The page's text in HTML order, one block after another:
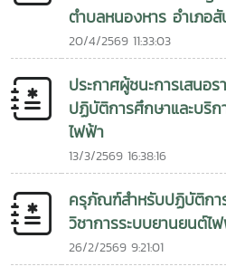
ของการเชื่อมโยงเครือข่ายระหว่างป
การขับเคลื่อนการพัฒนาทรัพยากร
พลังงานสะอาด เพื่อยกระดับคุณภา
ร่วมสร้างสังคมที่เป็นมิตรต่อสิ่งแวด
ยั่งยืนร่วมกันในอนาคต
เพื่อให้สามารถบริหารจัดการระบบไ
หมายในการส่งเสริมการใช้พลังงาน
อากาศ และยกระดับคุณภาพชีวิตขอ
การพัฒนาที่ยั่งยืนที่สามารถขยายผล
ดำเนินกิจกรรมในครั้งนี้สะท้อนถึงค
พลังงานทดแทน มหาวิทยาลัยแม่โจ้
เทคโนโลยี และนวัตกรรมด้านพลังง
สังคม พร้อมส่งเสริมความร่วมมือทาง
และ สปป.ลาว เพื่อร่วมกันขับเคลื่อน
ภูมิภาคพลังงานสะอาด สร้างโอกา
เชื่อมโยงความร่วมมือสู่อนาคตที่ยั่งยื
ตำบลหนองหาร อำเภอ
20/4/2569 11:33:03
ประกาศผู้ชนะการเสนอ
ปฏิบัติการศึกษาและบริก
ไฟฟ้า
13/3/2569 16:38:16
ครุภัณฑ์สำหรับปฏิบัติกา
วิชาการระบบยานยนต์ไ
26/2/2569 9:21:01